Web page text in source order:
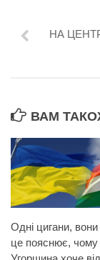
НА
ВАМ
Одні цигани,
це пояснює, чому